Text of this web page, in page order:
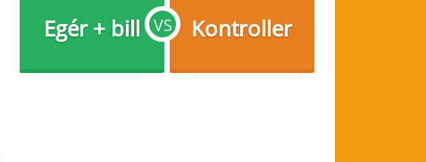
VS
Egér + bill Kontroller